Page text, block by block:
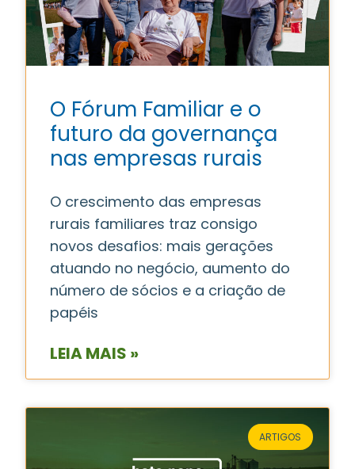
O Fórum Familiar e o
futuro da governança
nas empresas rurais
O crescimento das empresas
rurais familiares traz consigo
novos desafios: mais gerações
atuando no negócio, aumento do
número de sócios e a criação de
papéis
LEIA MAIS »
ARTIGOS